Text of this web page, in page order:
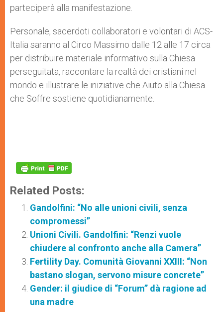
parteciperà alla manifestazione.
Personale, sacerdoti collaboratori e volontari di ACS-
Italia saranno al Circo Massimo dalle 12 alle 17 circa
per distribuire materiale informativo sulla Chiesa
perseguitata, raccontare la realtà dei cristiani nel
mondo e illustrare le iniziative che Aiuto alla Chiesa
che Soffre sostiene quotidianamente.
Related Posts:
Gandolfini: “No alle unioni civili, senza
compromessi”
Unioni Civili. Gandolfini: “Renzi vuole
chiudere al confronto anche alla Camera”
Fertility Day. Comunità Giovanni XXIII: “Non
bastano slogan, servono misure concrete”
Gender: il giudice di “Forum” dà ragione ad
una madre